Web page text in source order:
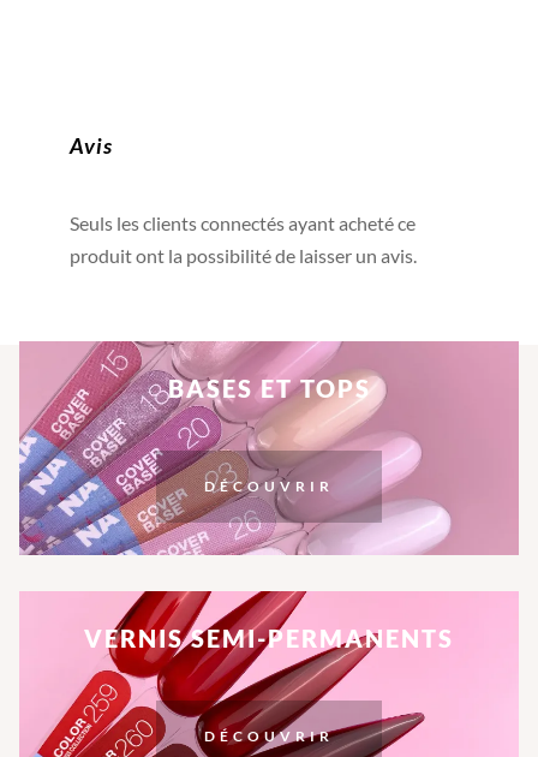
Avis
Seuls les clients connectés ayant acheté ce
produit ont la possibilité de laisser un avis.
BASES ET TOPS
DÉCOUVRIR
VERNIS SEMI-PERMANENTS
DÉCOUVRIR